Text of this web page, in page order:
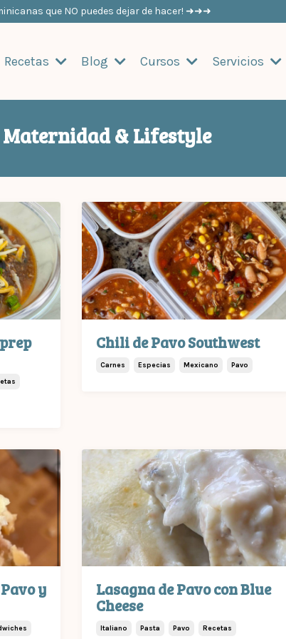
que NO puedes dejar de hacer! ➜➜➜
Recetas Blog Cursos Servicios
Maternidad & Lifestyle
Chili de Pavo Southwest
Carnes Especias Mexicano Pavo
y Lasagna de Pavo con Blue
Cheese
Italiano Pasta Pavo Recetas